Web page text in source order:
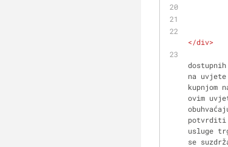
</div>
na
ovim
usluge
se